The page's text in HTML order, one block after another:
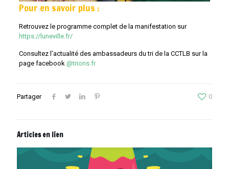
Pour en savoir plus :
Retrouvez le programme complet de la manifestation sur
https://luneville.fr/
Consultez l’actualité des ambassadeurs du tri de la CCTLB sur la
page facebook @trions.fr
Partager 0
Articles en lien